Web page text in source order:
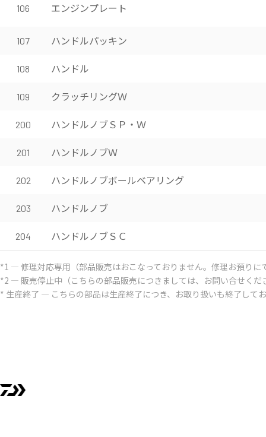
106 エンジンプレート
107 ハンドルパッキン
108 ハンドル
109 クラッチリングＷ
200 ハンドルノブＳＰ・Ｗ
201 ハンドルノブＷ
202 ハンドルノブボールベアリング
203 ハンドルノブ
204 ハンドルノブＳＣ
*1 ― 修理対応専用（部品販売はおこなっておりません。修理お預りに
*2 ― 販売停止中（こちらの部品販売につきましては、お問い合せくだ
* 生産終了 ― こちらの部品は生産終了につき、お取り扱いも終了して